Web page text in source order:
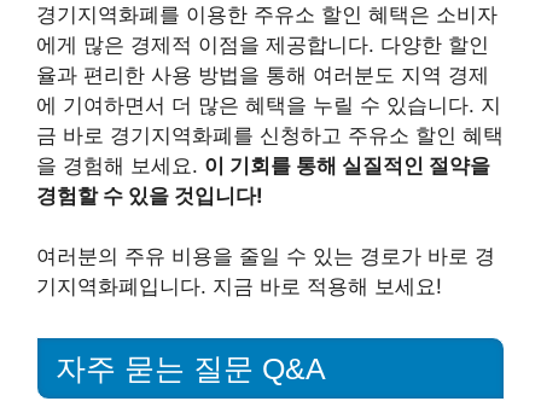
경기지역화폐를 이용한 주유소 할인 혜택은 소비자
에게 많은 경제적 이점을 제공합니다. 다양한 할인
율과 편리한 사용 방법을 통해 여러분도 지역 경제
에 기여하면서 더 많은 혜택을 누릴 수 있습니다. 지
금 바로 경기지역화폐를 신청하고 주유소 할인 혜택
을 경험해 보세요. 이 기회를 통해 실질적인 절약을
경험할 수 있을 것입니다!
여러분의 주유 비용을 줄일 수 있는 경로가 바로 경
기지역화폐입니다. 지금 바로 적용해 보세요!
자주 묻는 질문 Q&A